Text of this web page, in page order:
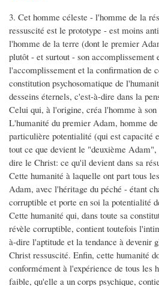
3. Cet homme céleste - l'homme de la
ressuscité est le prototype - est moins
l'homme de la terre (dont le premier
plutôt - et surtout - son
l'accomplissement et la confirmation de
constitution psychosomatique de
desseins éternels, c'est-à-dire dans la
Celui qui, à l'origine, créa l'homme à son
L'humanité du premier Adam, homme
particulière potentialité (qui est capacité
tout ce que devient le "deuxième
dire le Christ: ce qu'il devient dans sa
Cette humanité à laquelle ont part tous
Adam, avec l'héritage du péché - étant
corruptible et porte en soi la potentialité
Cette humanité qui, dans toute sa
révèle corruptible, contient toutefois
à-dire l'aptitude et la tendance à devenir
Christ ressuscité. Enfin, cette humanité
conformément à l'expérience de tous les
faible, qu'elle a un corps psychique,